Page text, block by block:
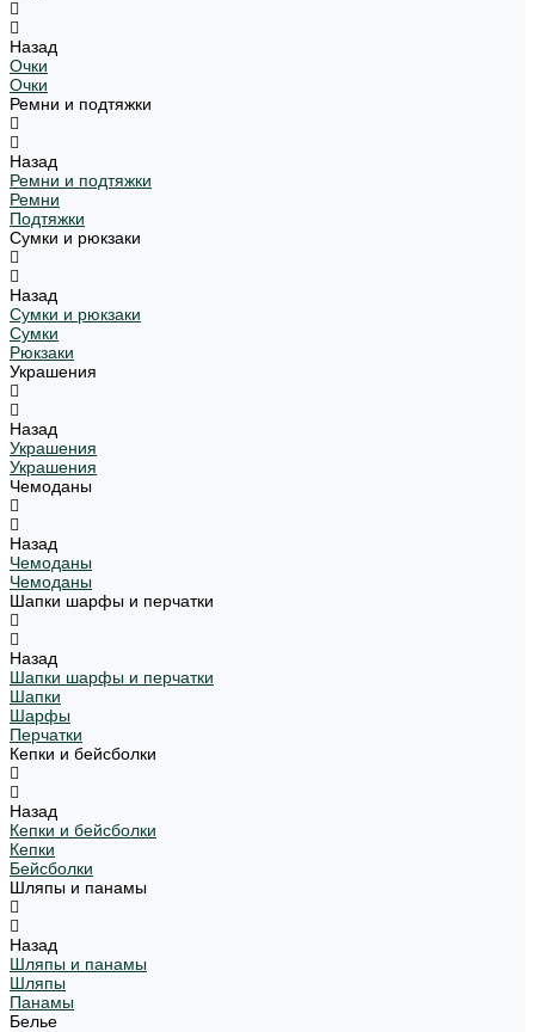
Назад
Очки
Очки
Ремни и подтяжки
Назад
Ремни и подтяжки
Ремни
Подтяжки
Сумки и рюкзаки
Назад
Сумки и рюкзаки
Сумки
Рюкзаки
Украшения
Назад
Украшения
Украшения
Чемоданы
Назад
Чемоданы
Чемоданы
Шапки шарфы и перчатки
Назад
Шапки шарфы и перчатки
Шапки
Шарфы
Перчатки
Кепки и бейсболки
Назад
Кепки и бейсболки
Кепки
Бейсболки
Шляпы и панамы
Назад
Шляпы и панамы
Шляпы
Панамы
Белье